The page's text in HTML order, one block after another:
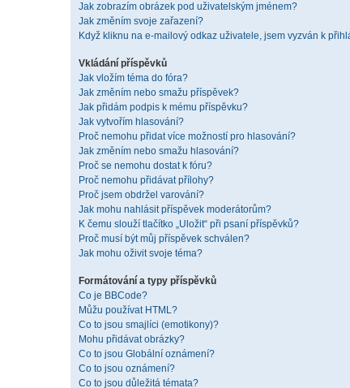
Jak zobrazím obrázek pod uživatelským jménem?
Jak změním svoje zařazení?
Když kliknu na e-mailový odkaz uživatele, jsem vyzván k
Vkládání příspěvků
Jak vložím téma do fóra?
Jak změním nebo smažu příspěvek?
Jak přidám podpis k mému příspěvku?
Jak vytvořím hlasování?
Proč nemohu přidat více možností pro hlasování?
Jak změním nebo smažu hlasování?
Proč se nemohu dostat k fóru?
Proč nemohu přidávat přílohy?
Proč jsem obdržel varování?
Jak mohu nahlásit příspěvek moderátorům?
K čemu slouží tlačítko „Uložit“ při psaní příspěvků?
Proč musí být můj příspěvek schválen?
Jak mohu oživit svoje téma?
Formátování a typy příspěvků
Co je BBCode?
Můžu používat HTML?
Co to jsou smajlíci (emotikony)?
Mohu přidávat obrázky?
Co to jsou Globální oznámení?
Co to jsou oznámení?
Co to jsou důležitá témata?